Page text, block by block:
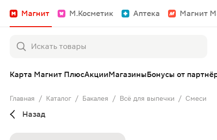
Магнит М.Косметик Аптека Магнит
Карта Магнит ПлюсАкцииМагазиныБонусы от
Главная / Каталог / Бакалея / Всё для выпечки / Смеси
Назад